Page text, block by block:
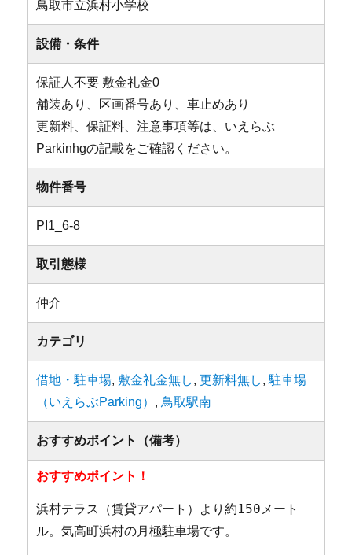
鳥取市立浜村小学校
設備・条件
保証人不要 敷金礼金0
舗装あり、区画番号あり、車止めあり
更新料、保証料、注意事項等は、いえらぶ
Parkinhgの記載をご確認ください。
物件番号
PI1_6-8
取引態様
仲介
カテゴリ
借地・駐車場, 敷金礼金無し,更新料無し,駐車場
（いえらぶParking） , 鳥取駅南
おすすめポイント（備考）
おすすめポイント！
浜村テラス（賃貸アパート）より約150メート
ル。気高町浜村の月極駐車場です。